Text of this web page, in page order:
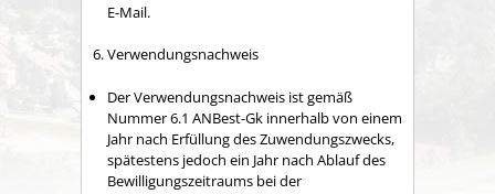
E-Mail.
6. Verwendungsnachweis
Der Verwendungsnachweis istgemäß
Nummer 6.1 ANBest-Gk innerhalbvon einem
Jahr nach Erfüllung des Zuwendungszwecks,
spätestens jedoch ein Jahr nach Ablauf des
Bewilligungszeitraums beider